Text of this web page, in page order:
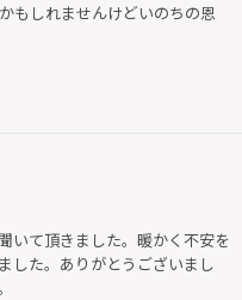
もしれませんけどいのちの恩
いて頂きました。暖かく不安を
した。ありがとうございまし